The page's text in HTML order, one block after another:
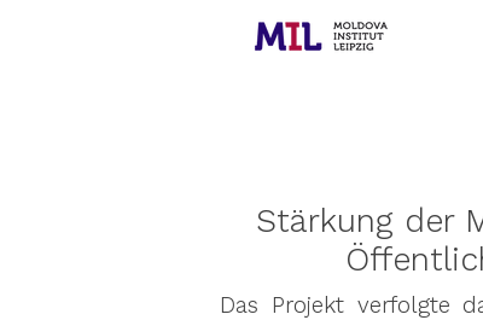
Stärkung der
Das Projekt verfolgte